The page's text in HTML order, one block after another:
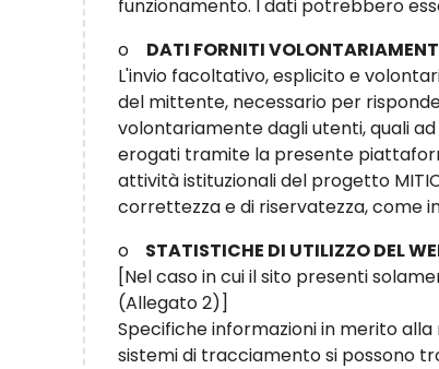
funzionamento. I dati potrebbero
o DATI FORNITI
L'invio facoltativo, esplicito e
del mittente, necessario per
volontariamente dagli utenti, quali
erogati tramite la presente
attività istituzionali del progetto
correttezza e di riservatezza, come
o
STATISTICHE DI UTILIZZO DEL
[Nel caso in cui il sito presenti
(Allegato 2)]
Specifiche informazioni in merito
sistemi di tracciamento si possono